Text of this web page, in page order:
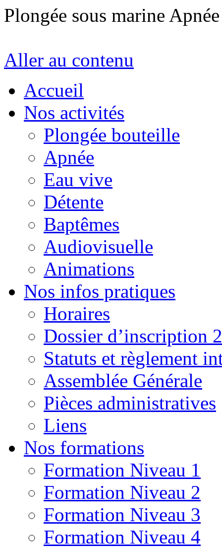
Plongée sous marine
Aller au contenu
Accueil
Nos activités
Plongée bouteille
Apnée
Eau vive
Détente
Baptêmes
Audiovisuelle
Animations
Nos infos pratiques
Horaires
Dossier d’inscription
Statuts et règlement
Assemblée Générale
Pièces administratives
Liens
Nos formations
Formation Niveau 1
Formation Niveau 2
Formation Niveau 3
Formation Niveau 4